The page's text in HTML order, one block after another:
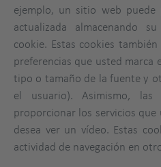
ejemplo, un sitio web puede
actualizada almacenando
cookie. Estas cookies
preferencias que usted marca
tipo o tamaño de la fuente y
el usuario). Asimismo,
proporcionar los servicios
desea ver un vídeo. Estas
actividad de navegación en